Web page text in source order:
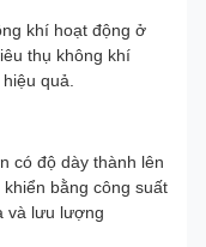
khí hoạt động ở
thụ không khí
quả.
có độ dày thành lên
bằng công suất
và lưu lượng